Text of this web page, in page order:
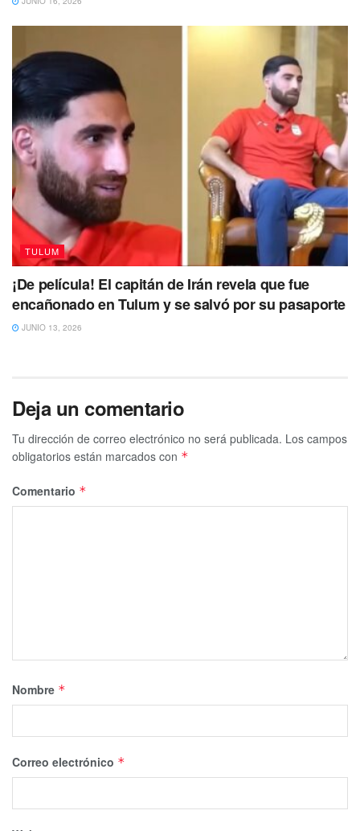
TULUM
¡De película! El capitán de Irán revela que fue
encañonado en Tulum y se salvó por su pasaporte
JUNIO 13, 2026
Deja un comentario
Tu dirección de correo electrónico no será publicada. Los campos
obligatorios están marcados con *
Comentario *
Nombre *
Correo electrónico *